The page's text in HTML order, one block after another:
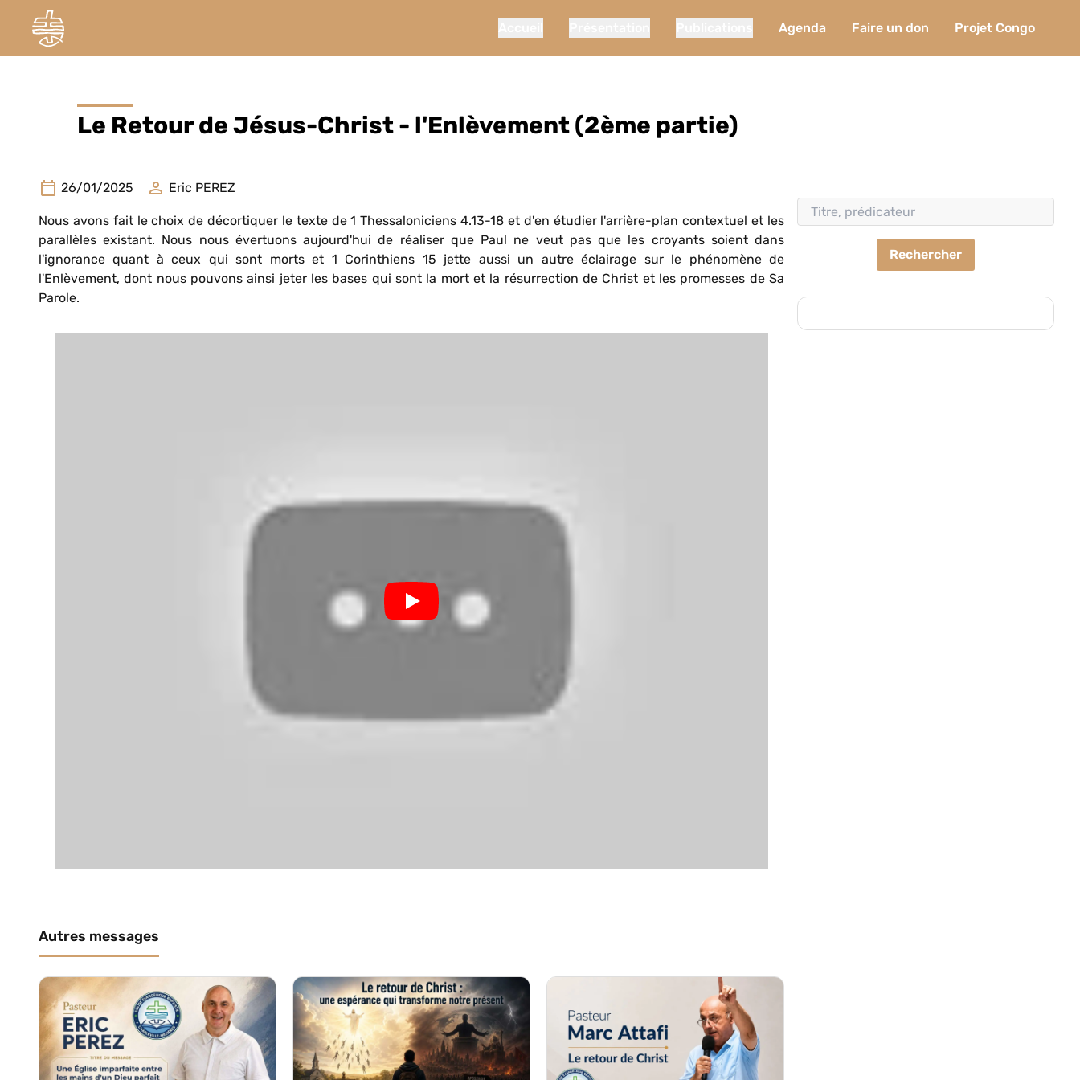
Agenda Faire un don Projet Congo
Le Retour de Jésus-Christ - l'Enlèvement (2ème partie)
26/01/2025 Eric PEREZ
Nous avons fait le choix de décortiquer le texte de 1 Thessaloniciens 4.13-18 et d'en étudier l'arrière-plan contextuel et les
parallèles existant. Nous nous évertuons aujourd'hui de réaliser que Paul ne veut pas que les croyants soient dans
l'ignorance quant à ceux qui sont morts et 1 Corinthiens 15 jette aussi un autre éclairage sur le phénomène de
l'Enlèvement, dont nous pouvons ainsi jeter les bases qui sont la mort et la résurrection de Christ et les promesses de Sa
Parole.
Autres messages
Rechercher